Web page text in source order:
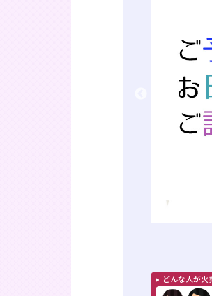
どんな人が火